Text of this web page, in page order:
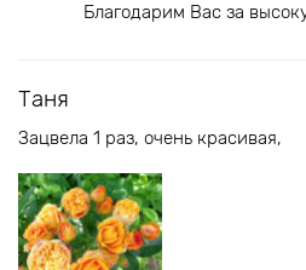
Благодарим Вас за
Таня
Зацвела 1 раз, очень красивая,